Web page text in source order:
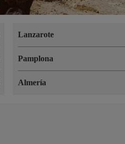
Lanzarote
Pamplona
Almería